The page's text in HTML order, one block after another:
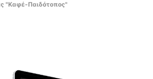
"Καφέ-Παιδότοπος"